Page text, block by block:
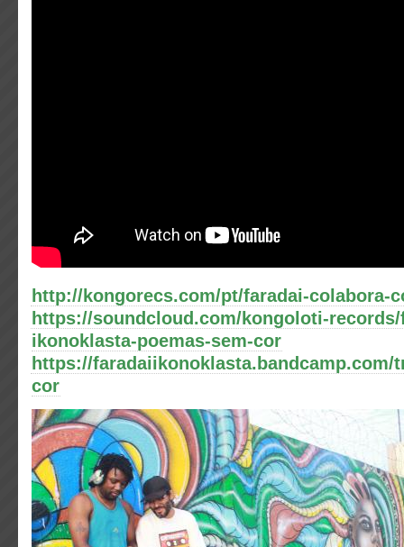
http://kongorecs.com/pt/faradai-colabora-
https://soundcloud.com/kongoloti-
ikonoklasta-poemas-sem-cor
https://faradaiikonoklasta.bandcamp.com/
cor